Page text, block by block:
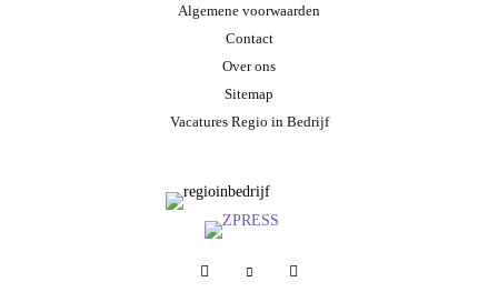
Algemene voorwaarden
Contact
Over ons
Sitemap
Vacatures Regio in Bedrijf